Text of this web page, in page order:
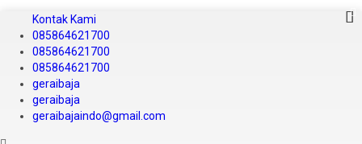
Kontak Kami
085864621700
085864621700
085864621700
geraibaja
geraibaja
geraibajaindo@gmail.com